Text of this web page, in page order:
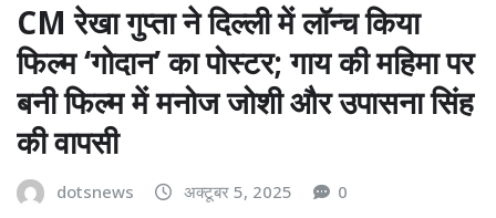
CM रेखा गुप्ता ने दिल्ली में लॉन्च किया
फिल्म ‘गोदान’ का पोस्टर; गाय की महिमा पर
बनी फिल्म में मनोज जोशी और उपासना सिंह
की वापसी
dotsnews अक्टूबर 5, 2025 0